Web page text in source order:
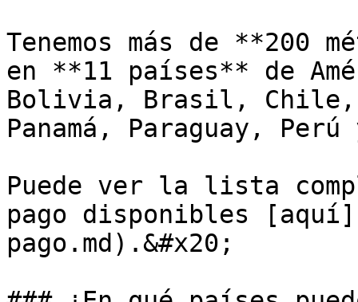
Tenemos más de **200
en **11 países** de
Bolivia, Brasil, Chile,
Panamá, Paraguay,
Puede ver la lista
pago disponibles
pago.md).&#x20;